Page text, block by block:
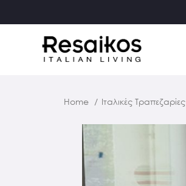
Home Ιταλικές Τραπεζαρίες